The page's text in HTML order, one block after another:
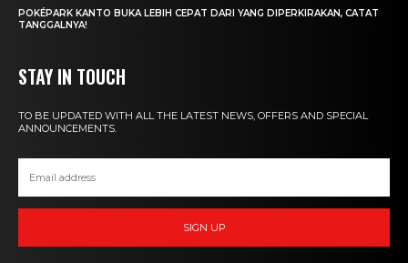
POKÉPARK KANTO BUKA LEBIH CEPAT DARI YANG DIPERKIRAKAN, CATAT
TANGGALNYA!
STAY IN TOUCH
TO BE UPDATED WITH ALL THE LATEST NEWS, OFFERS AND SPECIAL
ANNOUNCEMENTS.
SIGN UP